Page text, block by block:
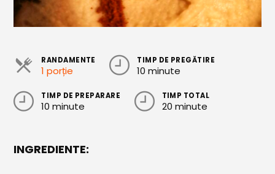
Plăcinte, Tarte și Rulade
Torturi
Conserve
Dulceață / Gem
Sosuri și Condimente
RANDAMENTE
1 porție
TIMP DE PREGĂTIRE
10 minute
TIMP DE PREPARARE
10 minute
TIMP TOTAL
20 minute
INGREDIENTE: